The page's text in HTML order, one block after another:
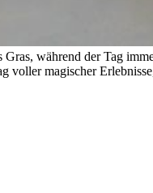
während der Tag
voller magischer